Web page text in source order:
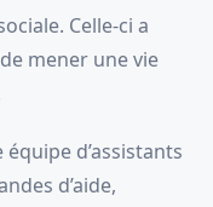
Celle-ci a
mener une vie
d’assistants
d’aide,